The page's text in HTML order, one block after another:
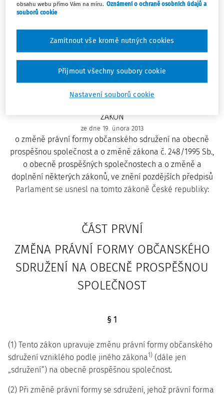
ZÁKON
ze dne 19. února 2013
o změně právní formy občanského sdružení na obecně
prospěšnou společnost a o změně zákona č. 248/1995 Sb.,
o obecně prospěšných společnostech a o změně a
doplnění některých zákonů, ve znění pozdějších předpisů
Parlament se usnesl na tomto zákoně České republiky:
ČÁST PRVNÍ
ZMĚNA PRÁVNÍ FORMY OBČANSKÉHO
SDRUŽENÍ NA OBECNĚ PROSPĚŠNOU
SPOLEČNOST
§ 1
(1) Tento zákon upravuje změnu právní formy občanského
sdružení vzniklého podle jiného zákona1) (dále jen
„sdružení“) na obecně prospěšnou společnost.
(2) Při změně právní formy se sdružení, jehož právní forma
obsahu webu přímo Vám na míru. Oznámení o ochraně osobních údajů a
souborů cookie
Nastavení souborů cookie
Zamítnout vše kromě nutných cookies
Přijmout všechny soubory cookie